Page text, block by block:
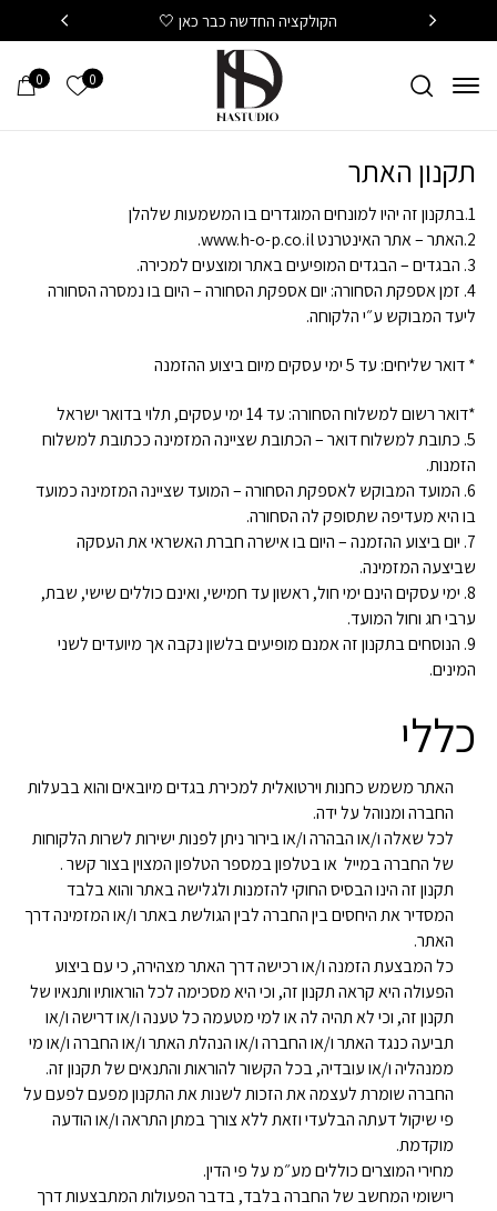
Skip to Content הקולקציה החדשה כבר כאן 🤍
0 הרשימה
0
תקנון האתר
1.בתקנון זה יהיו למונחים המוגדרים בו המשמעות שלהלן
2.האתר – אתר האינטרנט www.h-o-p.co.il.
3. הבגדים – הבגדים המופיעים באתר ומוצעים למכירה.
4. זמן אספקת הסחורה: יום אספקת הסחורה – היום בו נמסרה הסחורה
ליעד המבוקש ע״י הלקוחה.
* דואר שליחים: עד 5 ימי עסקים מיום ביצוע ההזמנה
*דואר רשום למשלוח הסחורה: עד 14 ימי עסקים, תלוי בדואר ישראל
5. כתובת למשלוח דואר – הכתובת שציינה המזמינה ככתובת למשלוח
הזמנות.
6. המועד המבוקש לאספקת הסחורה – המועד שציינה המזמינה כמועד
בו היא מעדיפה שתסופק לה הסחורה.
7. יום ביצוע ההזמנה – היום בו אישרה חברת האשראי את העסקה
שביצעה המזמינה.
8. ימי עסקים הינם ימי חול, ראשון עד חמישי, ואינם כוללים שישי, שבת,
ערבי חג וחול המועד.
9. הנוסחים בתקנון זה אמנם מופיעים בלשון נקבה אך מיועדים לשני
המינים.
כללי
האתר משמש כחנות וירטואלית למכירת בגדים מיובאים והוא בבעלות
החברה ומנוהל על ידה.
לכל שאלה ו/או הבהרה ו/או בירור ניתן לפנות ישירות לשרות הלקוחות
של החברה במייל או בטלפון במספר הטלפון המצוין בצור קשר .
תקנון זה הינו הבסיס החוקי להזמנות ולגלישה באתר והוא בלבד
המסדיר את היחסים בין החברה לבין הגולשת באתר ו/או המזמינה דרך
האתר.
כל המבצעת הזמנה ו/או רכישה דרך האתר מצהירה, כי עם ביצוע
הפעולה היא קראה תקנון זה, וכי היא מסכימה לכל הוראותיו ותנאיו של
תקנון זה, וכי לא תהיה לה או למי מטעמה כל טענה ו/או דרישה ו/או
תביעה כנגד האתר ו/או החברה ו/או הנהלת האתר ו/או החברה ו/או מי
ממנהליה ו/או עובדיה, בכל הקשור להוראות והתנאים של תקנון זה.
החברה שומרת לעצמה את הזכות לשנות את התקנון מפעם לפעם על
פי שיקול דעתה הבלעדי וזאת ללא צורך במתן התראה ו/או הודעה
מוקדמת.
מחירי המוצרים כוללים מע״מ על פי הדין.
רישומי המחשב של החברה בלבד, בדבר הפעולות המתבצעות דרך
בחזרה למעלה